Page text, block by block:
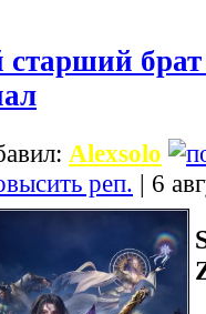
Alexsolo
| 6